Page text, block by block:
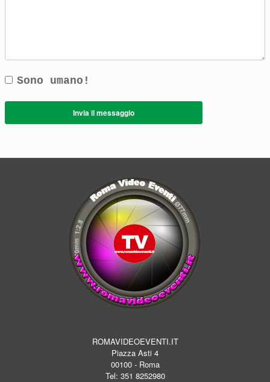
Sono umano!
Invia il messaggio
ROMAVIDEOEVENTI.IT
Piazza Asti 4
00100 - Roma
Tel: 351 8252980